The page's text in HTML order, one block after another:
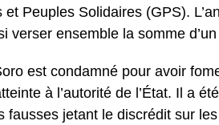
et Peuples Solidaires (GPS).
verser ensemble la somme
est condamné pour avoir
à l’autorité de l’État. Il a
fausses jetant le discrédit sur